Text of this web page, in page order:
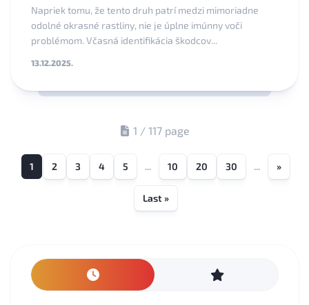
Napriek tomu, že tento druh patrí medzi mimoriadne
odolné okrasné rastliny, nie je úplne imúnny voči
problémom. Včasná identifikácia škodcov...
13.12.2025.
1 / 117 page
1 2 3 4 5 ... 10 20 30 ... »
Last »